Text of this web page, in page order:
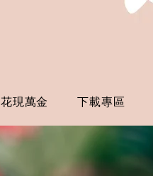
花現萬金 下載專區